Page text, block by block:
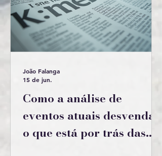
Como a análise de
eventos atuais desvenda
o que está por trás das
João Falanga
15 de jun.